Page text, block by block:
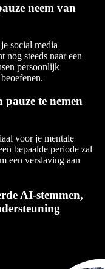
neem van
social media
nog steeds naar een
persoonlijk
te nemen
voor je mentale
bepaalde periode zal
een verslaving aan
AI-stemmen,